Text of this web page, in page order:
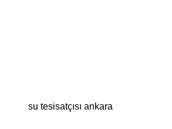
su tesisatçısı ankara